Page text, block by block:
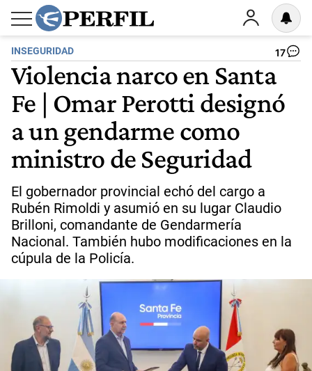
INSEGURIDAD 17
Violencia narco en Santa
Fe | Omar Perotti designó
a un gendarme como
ministro de Seguridad
El gobernador provincial echó del cargo a
Rubén Rimoldi y asumió en su lugar Claudio
Brilloni, comandante de Gendarmería
Nacional. También hubo modificaciones en la
cúpula de la Policía.